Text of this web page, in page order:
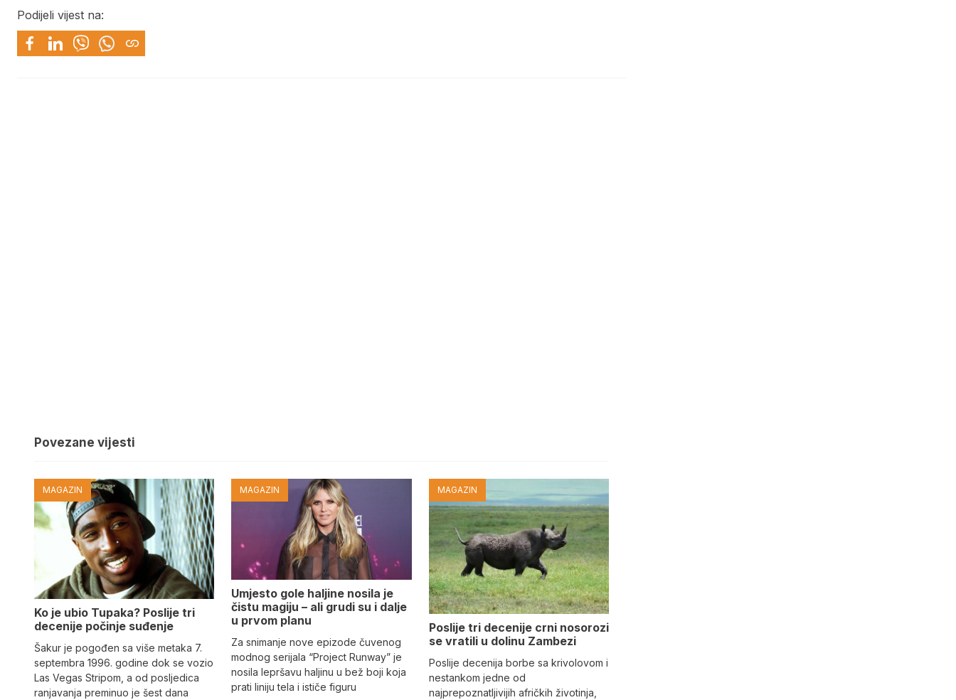
Podijeli vijest na:
Povezane vijesti
MAGAZIN
Ko je ubio Tupaka? Poslije tri
decenije počinje suđenje
Šakur je pogođen sa više metaka 7.
septembra 1996. godine dok se vozio
Las Vegas Stripom, a od posljedica
ranjavanja preminuo je šest dana
MAGAZIN
Umjesto gole haljine nosila je
čistu magiju – ali grudi su i dalje
u prvom planu
Za snimanje nove epizode čuvenog
modnog serijala “Project Runway” je
nosila lepršavu haljinu u bež boji koja
prati liniju tela i ističe figuru
MAGAZIN
Poslije tri decenije crni nosorozi
se vratili u dolinu Zambezi
Poslije decenija borbe sa krivolovom i
nestankom jedne od
najprepoznatljivijih afričkih životinja,